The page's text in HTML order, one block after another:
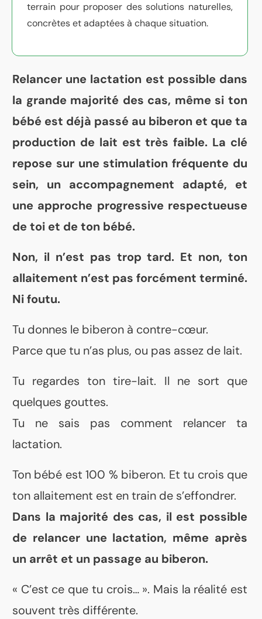
terrain pour proposer des solutions naturelles,
concrètes et adaptées à chaque situation.
Relancer une lactation est possible dans
la grande majorité des cas, même si ton
bébé est déjà passé au biberon et que ta
production de lait est très faible. La clé
repose sur une stimulation fréquente du
sein, un accompagnement adapté, et
une approche progressive respectueuse
de toi et de ton bébé.
Non, il n’est pas trop tard. Et non, ton
allaitement n’est pas forcément terminé.
Ni foutu.
Tu donnes le biberon à contre-cœur.
Parce que tu n’as plus, ou pas assez de lait.
Tu regardes ton tire-lait. Il ne sort que
quelques gouttes.
Tu ne sais pas comment relancer ta
lactation.
Ton bébé est 100 % biberon. Et tu crois que
ton allaitement est en train de s’effondrer.
Dans la majorité des cas, il est possible
de relancer une lactation, même après
un arrêt et un passage au biberon.
« C’est ce que tu crois… ». Mais la réalité est
souvent très différente.